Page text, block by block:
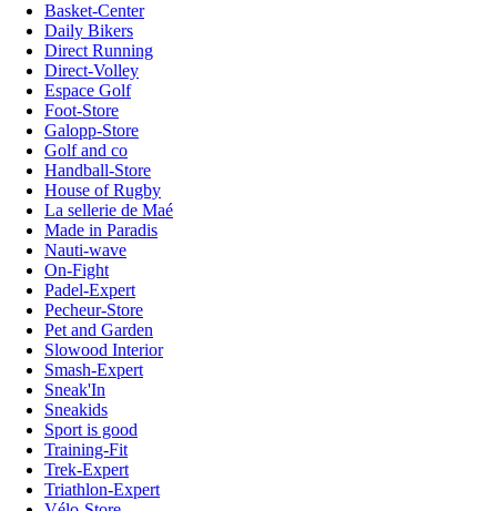
Basket-Center
Daily Bikers
Direct Running
Direct-Volley
Espace Golf
Foot-Store
Galopp-Store
Golf and co
Handball-Store
House of Rugby
La sellerie de Maé
Made in Paradis
Nauti-wave
On-Fight
Padel-Expert
Pecheur-Store
Pet and Garden
Slowood Interior
Smash-Expert
Sneak'In
Sneakids
Sport is good
Training-Fit
Trek-Expert
Triathlon-Expert